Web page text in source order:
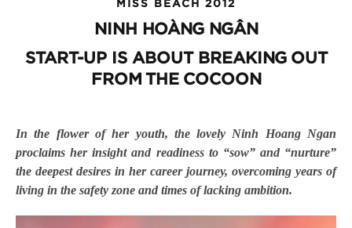
MISS BEACH 2012
NINH HOÀNG NGÂN
START-UP IS ABOUT BREAKING OUT
FROM THE COCOON
In the flower of her youth, the lovely Ninh Hoang Ngan
proclaims her insight and readiness to “sow” and “nurture”
the deepest desires in her career journey, overcoming years of
living in the safety zone and times of lacking ambition.